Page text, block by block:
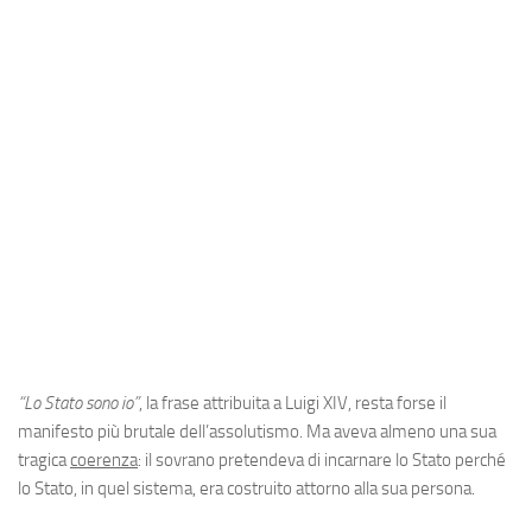
Forze Aeree
Incidenti
Industria
“Lo Stato sono io”, la frase attribuita a Luigi XIV, resta forse il
manifesto più brutale dell’assolutismo. Ma aveva almeno una sua
tragicacoerenza: il sovrano pretendeva di incarnare lo Stato perché
lo Stato, in quel sistema, era costruito attorno alla sua persona.